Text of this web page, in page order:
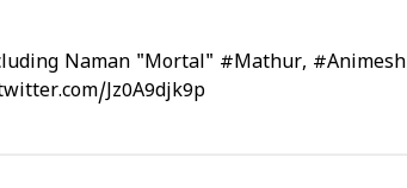
Naman "Mortal" #Mathur, #Animesh
Jz0A9djk9p